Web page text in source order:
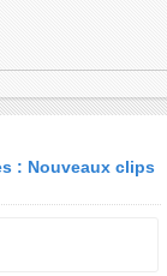
: Nouveaux clips